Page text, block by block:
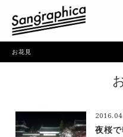
お花見
夜桜